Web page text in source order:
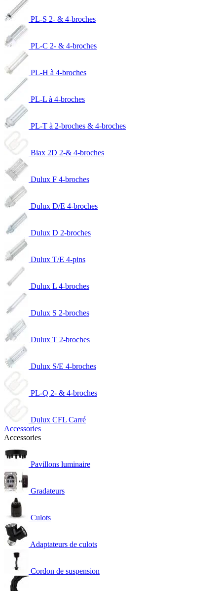
PL-S 2- & 4-broches
PL-C 2- & 4-broches
PL-H à 4-broches
PL-L à 4-broches
PL-T à 2-broches & 4-broches
Biax 2D 2-& 4-broches
Dulux F 4-broches
Dulux D/E 4-broches
Dulux D 2-broches
Dulux T/E 4-pins
Dulux L 4-broches
Dulux S 2-broches
Dulux T 2-broches
Dulux S/E 4-broches
PL-Q 2- & 4-broches
Dulux CFL Carré
Accessories
Accessories
Pavillons luminaire
Gradateurs
Culots
Adaptateurs de culots
Cordon de suspension